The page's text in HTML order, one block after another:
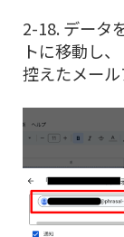
2-18. データ
トに移動し
控えたメー